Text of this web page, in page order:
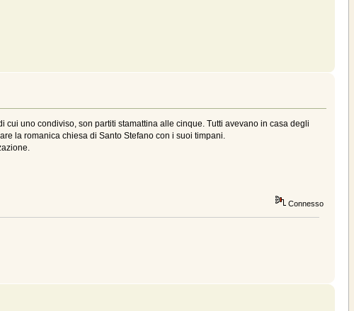
uno condiviso, son partiti stamattina alle cinque. Tutti avevano in casa degli
la romanica chiesa di Santo Stefano con i suoi timpani.
Connesso